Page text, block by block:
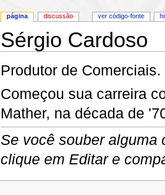
Sérgio Cardoso
Produtor de Comerciais.
Começou sua carreira
Mather, na década de
Se você souber alguma
clique em Editar e
página discussão ver código-fonte